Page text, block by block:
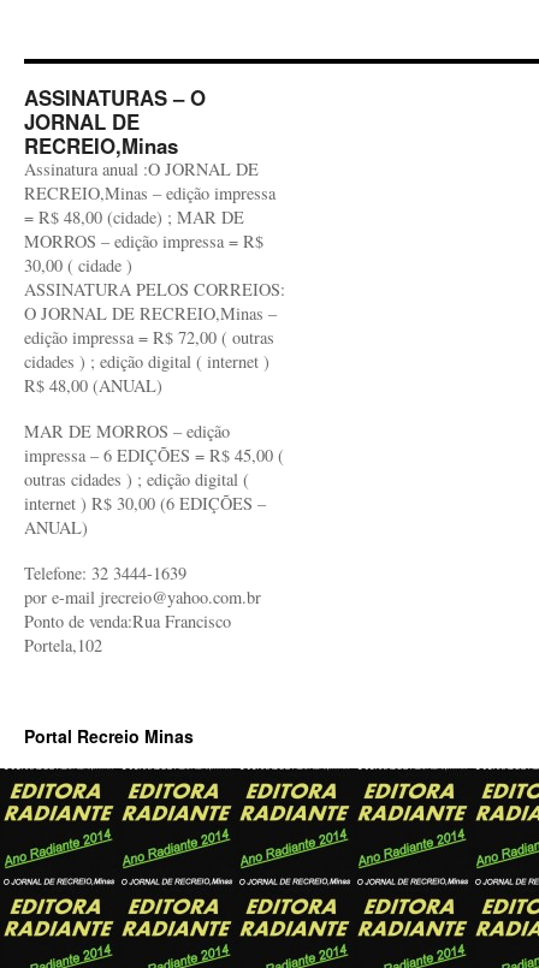
ASSINATURAS – O
JORNAL DE
RECREIO,Minas
Assinatura anual :O JORNAL DE
RECREIO,Minas – edição impressa
= R$ 48,00 (cidade) ; MAR DE
MORROS – edição impressa = R$
30,00 ( cidade )
ASSINATURA PELOS CORREIOS:
O JORNAL DE RECREIO,Minas –
edição impressa = R$ 72,00 ( outras
cidades ) ; edição digital ( internet )
R$ 48,00 (ANUAL)
MAR DE MORROS – edição
impressa – 6 EDIÇÕES = R$ 45,00 (
outras cidades ) ; edição digital (
internet ) R$ 30,00 (6 EDIÇÕES –
ANUAL)
Telefone: 32 3444-1639
por e-mail jrecreio@yahoo.com.br
Ponto de venda:Rua Francisco
Portela,102
Portal Recreio Minas